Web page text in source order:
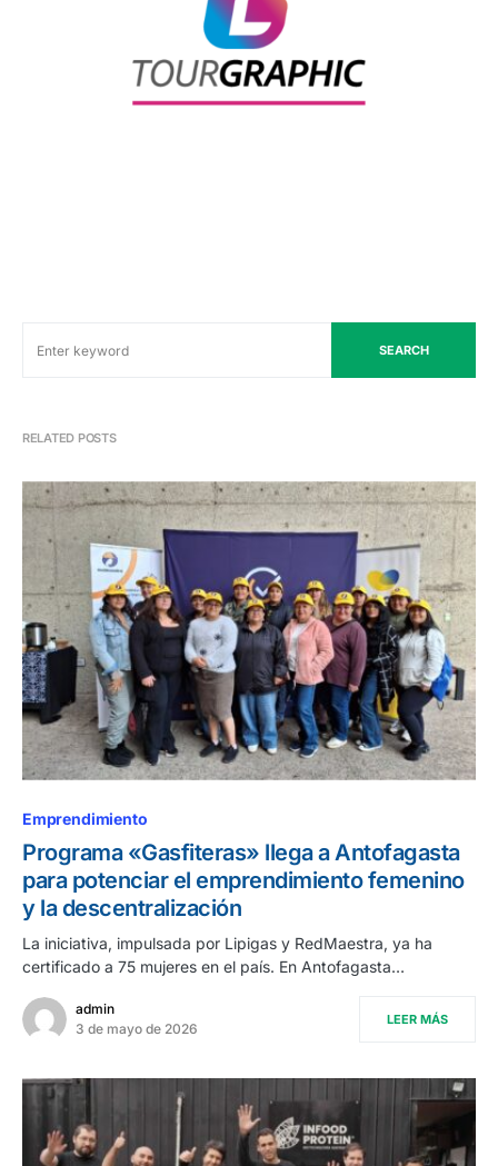
SEARCH
RELATED POSTS
Emprendimiento
Programa «Gasfiteras» llega a Antofagasta
para potenciar el emprendimiento femenino
y la descentralización
La iniciativa, impulsada por Lipigas y RedMaestra, ya ha
certificado a 75 mujeres en el país. En Antofagasta…
admin
3 de mayo de 2026
LEER MÁS